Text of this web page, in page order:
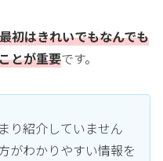
初はきれいでもなんでも
とが重要です。
り紹介していません
がわかりやすい情報を